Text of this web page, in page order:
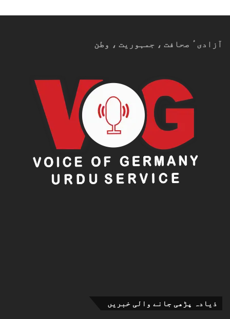
آزادیٴ صحافت ، جمہوریت ، وطن
ذیادہ پڑھی جانے والی خبریں